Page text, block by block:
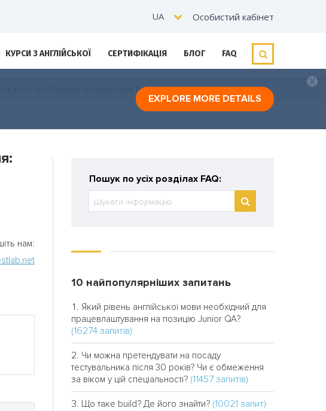
UA Особистий кабінет
КУРСИ З АНГЛІЙСЬКОЇ СЕРТИФІКАЦІЯ БЛОГ FAQ
EXPLORE MORE DETAILS
КУРСІ «ТЕСТУВАННЯ: ОСНОВИ І ПРАКТИКА»?
нам:
Пошук по усіх розділах FAQ:
10 найпопулярніших запитань
Який рівень англійської мови необхідний для
працевлаштування на позицію Junior QA?
(16274 запитів)
Чи можна претендувати на посаду
тестувальника після 30 років? Чи є обмеження
за віком у цій спеціальності? (11457 запитів)
Що таке build? Де його знайти? (10021 запит)